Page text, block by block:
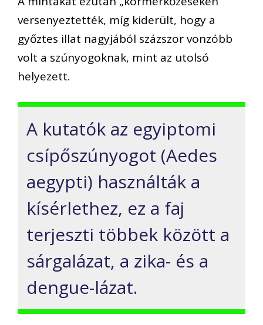
versenyeztették, míg kiderült, hogy a
győztes illat nagyjából százszor vonzóbb
volt a szúnyogoknak, mint az utolsó
helyezett.
A kutatók az egyiptomi
csípőszúnyogot (Aedes
aegypti) használták a
kísérlethez, ez a faj
terjeszti többek között a
sárgalázat, a zika- és a
dengue-lázat.